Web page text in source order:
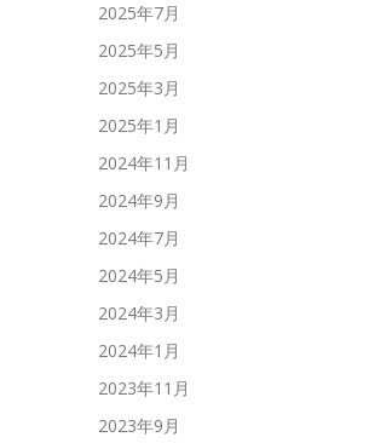
2025年7月
2025年5月
2025年3月
2025年1月
2024年11月
2024年9月
2024年7月
2024年5月
2024年3月
2024年1月
2023年11月
2023年9月